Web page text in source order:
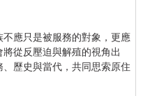
應只是被服務的對象，更應
從反壓迫與解殖的視角出
歷史與當代，共同思索原住